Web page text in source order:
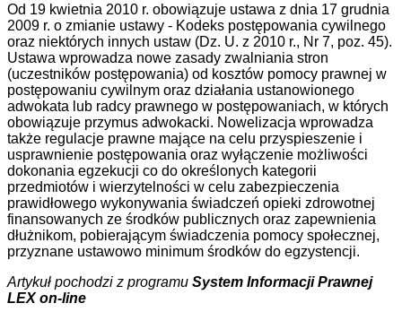
Od 19 kwietnia 2010 r. obowiązuje ustawa z dnia 17 grudnia
2009 r. o zmianie ustawy - Kodeks postępowania cywilnego
oraz niektórych innych ustaw (Dz. U. z 2010 r., Nr 7, poz. 45).
Ustawa wprowadza nowe zasady zwalniania stron
(uczestników postępowania) od kosztów pomocy prawnej w
postępowaniu cywilnym oraz działania ustanowionego
adwokata lub radcy prawnego w postępowaniach, w których
obowiązuje przymus adwokacki. Nowelizacja wprowadza
także regulacje prawne mające na celu przyspieszenie i
usprawnienie postępowania oraz wyłączenie możliwości
dokonania egzekucji co do określonych kategorii
przedmiotów i wierzytelności w celu zabezpieczenia
prawidłowego wykonywania świadczeń opieki zdrowotnej
finansowanych ze środków publicznych oraz zapewnienia
dłużnikom, pobierającym świadczenia pomocy społecznej,
przyznane ustawowo minimum środków do egzystencji.
Artykuł pochodzi z programu System Informacji Prawnej
LEX on-line